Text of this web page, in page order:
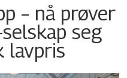
– nå prøver
seg
lavpris